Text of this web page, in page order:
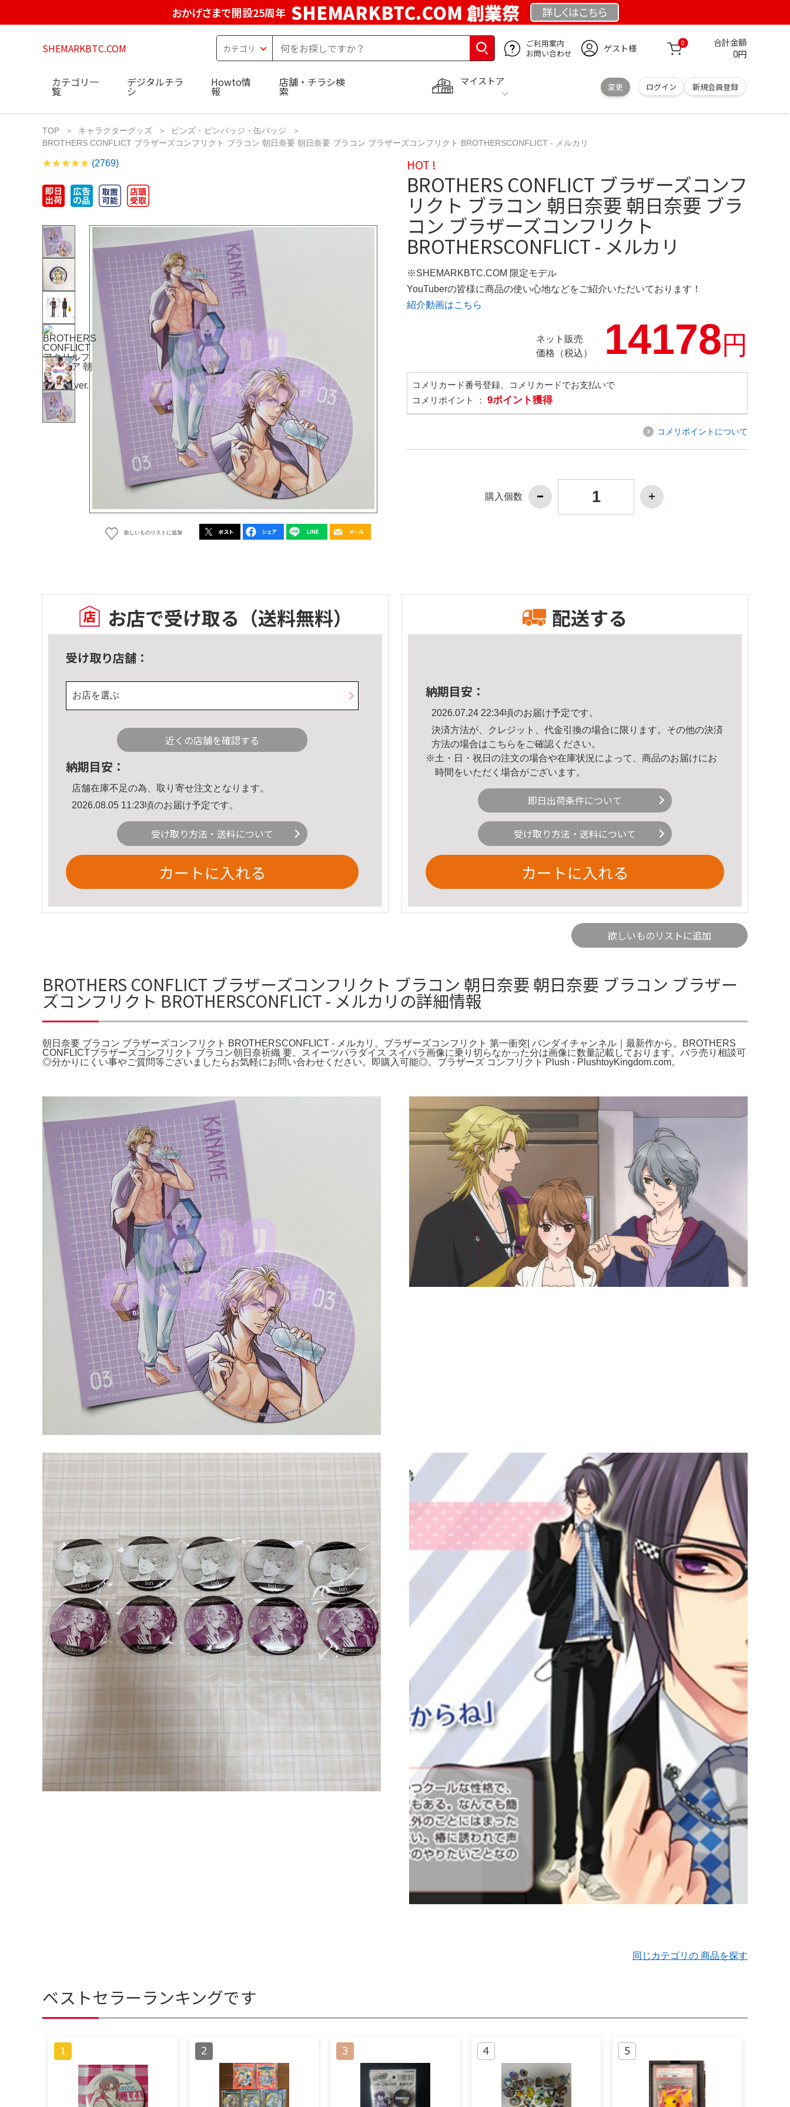
おかげさまで開設25周年 SHEMARKBTC.COM 創業祭 詳しくはこちら
SHEMARKBTC.COM
ご利用案内
お問い合わせ
ゲスト様 0 合計金額
0円
マイストア
変更 ログイン 新規会員登録
カテゴリ一
覧
デジタルチラ
シ
Howto情
報
店舗・チラシ検
索
TOP キャラクターグッズ
ピンズ・ピンバッジ・缶バッジ
BROTHERS CONFLICT ブラザーズコンフリクト ブラコン 朝日奈要 朝日奈要 ブラコン ブラザーズコンフリクト BROTHERSCONFLICT - メルカリ
(2769)
欲しいものリストに追加
HOT !
BROTHERS CONFLICT ブラザーズコンフ
リクト ブラコン 朝日奈要 朝日奈要 ブラ
コン ブラザーズコンフリクト
BROTHERSCONFLICT - メルカリ
※SHEMARKBTC.COM 限定モデル
YouTuberの皆様に商品の使い心地などをご紹介いただいております！
紹介動画はこちら
ネット販売
価格（税込）
14178円
コメリカード番号登録、コメリカードでお支払いで
コメリポイント ： 9ポイント獲得
コメリポイントについて
購入個数
お店で受け取る （送料無料）
受け取り店舗：
お店を選ぶ
近くの店舗を確認する
納期目安：
店舗在庫不足の為、取り寄せ注文となります。
2026.08.05 11:23頃のお届け予定です。
受け取り方法・送料について
カートに入れる
配送する
納期目安：
2026.07.24 22:34頃のお届け予定です。
決済方法が、クレジット、代金引換の場合に限ります。その他の決済
方法の場合はこちら をご確認ください。
※土・日・祝日の注文の場合や在庫状況によって、商品のお届けにお
時間をいただく場合がございます。
即日出荷条件について
受け取り方法・送料について
カートに入れる
欲しいものリストに追加
BROTHERS CONFLICT ブラザーズコンフリクト ブラコン 朝日奈要 朝日奈要 ブラコン ブラザー
ズコンフリクト BROTHERSCONFLICT - メルカリの詳細情報
朝日奈要 ブラコン ブラザーズコンフリクト BROTHERSCONFLICT - メルカリ。ブラザーズコンフリクト 第一衝突| バンダイチャンネル｜最新作から。BROTHERS
CONFLICTブラザーズコンフリクト ブラコン朝日奈祈織 要。スイーツパラダイス スイパラ画像に乗り切らなかった分は画像に数量記載しております。バラ売り相談可
◎分かりにくい事やご質問等ございましたらお気軽にお問い合わせください。即購入可能◎。ブラザーズ コンフリクト Plush - PlushtoyKingdom.com。
同じカテゴリの 商品を探す
ベストセラーランキングです